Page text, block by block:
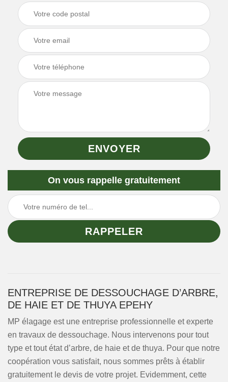
On vous rappelle gratuitement
ENTREPRISE DE DESSOUCHAGE D’ARBRE,
DE HAIE ET DE THUYA EPEHY
MP élagage est une entreprise professionnelle et experte
en travaux de dessouchage. Nous intervenons pour tout
type et tout état d’arbre, de haie et de thuya. Pour que notre
coopération vous satisfait, nous sommes prêts à établir
gratuitement le devis de votre projet. Evidemment, cette